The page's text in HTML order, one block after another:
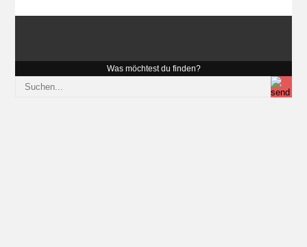
Was möchtest du finden?